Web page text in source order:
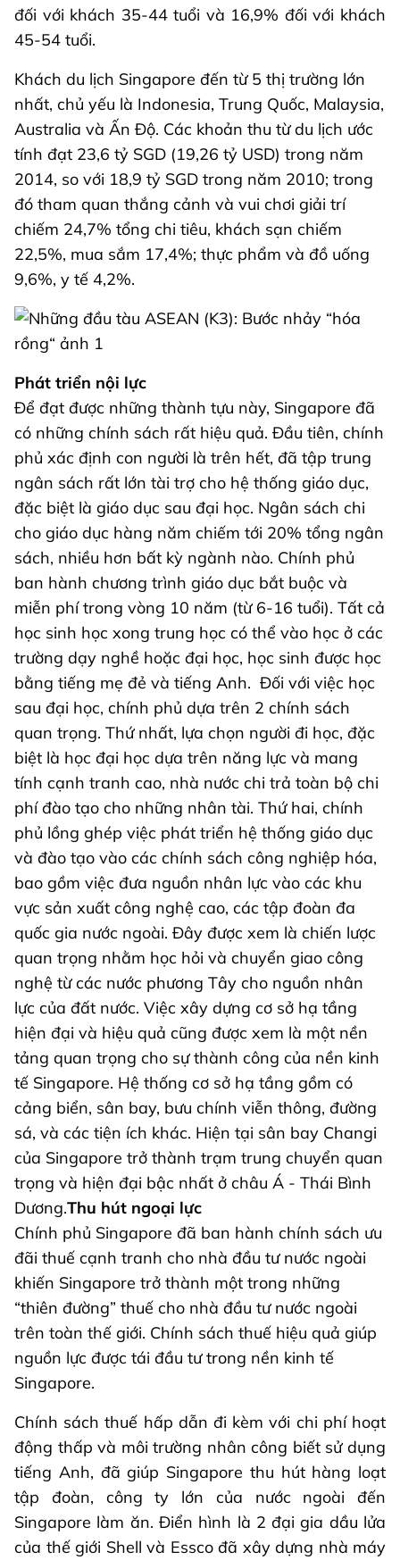
đối với khách 35-44 tuổi và 16,9% đối với khách
45-54 tuổi.
Khách du lịch Singapore đến từ 5 thị trường lớn
nhất, chủ yếu là Indonesia, Trung Quốc, Malaysia,
Australia và Ấn Độ. Các khoản thu từ du lịch ước
tính đạt 23,6 tỷ SGD (19,26 tỷ USD) trong năm
2014, so với 18,9 tỷ SGD trong năm 2010; trong
đó tham quan thắng cảnh và vui chơi giải trí
chiếm 24,7% tổng chi tiêu, khách sạn chiếm
22,5%, mua sắm 17,4%; thực phẩm và đồ uống
9,6%, y tế 4,2%.
Phát triển nội lực
Để đạt được những thành tựu này, Singapore đã
có những chính sách rất hiệu quả. Đầu tiên, chính
phủ xác định con người là trên hết, đã tập trung
ngân sách rất lớn tài trợ cho hệ thống giáo dục,
đặc biệt là giáo dục sau đại học. Ngân sách chi
cho giáo dục hàng năm chiếm tới 20% tổng ngân
sách, nhiều hơn bất kỳ ngành nào. Chính phủ
ban hành chương trình giáo dục bắt buộc và
miễn phí trong vòng 10 năm (từ 6-16 tuổi). Tất cả
học sinh học xong trung học có thể vào học ở các
trường dạy nghề hoặc đại học, học sinh được học
bằng tiếng mẹ đẻ và tiếng Anh. Đối với việc học
sau đại học, chính phủ dựa trên 2 chính sách
quan trọng. Thứ nhất, lựa chọn người đi học, đặc
biệt là học đại học dựa trên năng lực và mang
tính cạnh tranh cao, nhà nước chi trả toàn bộ chi
phí đào tạo cho những nhân tài. Thứ hai, chính
phủ lồng ghép việc phát triển hệ thống giáo dục
và đào tạo vào các chính sách công nghiệp hóa,
bao gồm việc đưa nguồn nhân lực vào các khu
vực sản xuất công nghệ cao, các tập đoàn đa
quốc gia nước ngoài. Đây được xem là chiến lược
quan trọng nhằm học hỏi và chuyển giao công
nghệ từ các nước phương Tây cho nguồn nhân
lực của đất nước. Việc xây dựng cơ sở hạ tầng
hiện đại và hiệu quả cũng được xem là một nền
tảng quan trọng cho sự thành công của nền kinh
tế Singapore. Hệ thống cơ sở hạ tầng gồm có
cảng biển, sân bay, bưu chính viễn thông, đường
sá, và các tiện ích khác. Hiện tại sân bay Changi
của Singapore trở thành trạm trung chuyển quan
trọng và hiện đại bậc nhất ở châu Á - Thái Bình
Dương.Thu hút ngoại lực
Chính phủ Singapore đã ban hành chính sách ưu
đãi thuế cạnh tranh cho nhà đầu tư nước ngoài
khiến Singapore trở thành một trong những
“thiên đường” thuế cho nhà đầu tư nước ngoài
trên toàn thế giới. Chính sách thuế hiệu quả giúp
nguồn lực được tái đầu tư trong nền kinh tế
Singapore.
Chính sách thuế hấp dẫn đi kèm với chi phí hoạt
động thấp và môi trường nhân công biết sử dụng
tiếng Anh, đã giúp Singapore thu hút hàng loạt
tập đoàn, công ty lớn của nước ngoài đến
Singapore làm ăn. Điển hình là 2 đại gia dầu lửa
của thế giới Shell và Essco đã xây dựng nhà máy